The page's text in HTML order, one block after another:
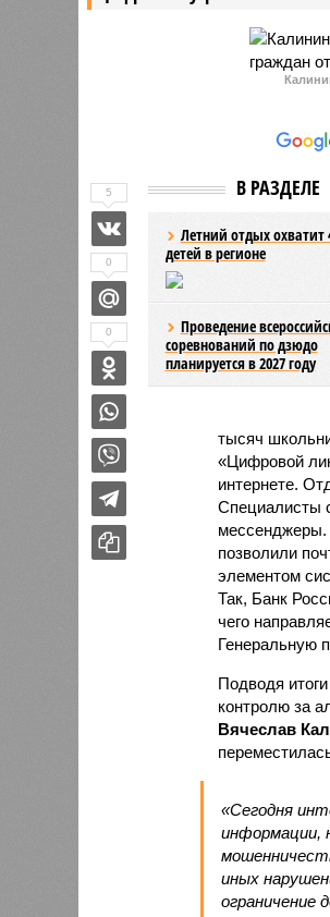
В РАЗДЕЛЕ
Летний отдых охватит
детей в регионе
Проведение
соревнований по дзюдо
планируется в 2027 году
тысяч
«Цифровой
интернете.
Специалисты
мессенджеры.
позволили
элементом
Так, Банк
чего
Генеральную
Подводя
контролю за
Вячеслав
«Сегодня
информации,
иных
ограничение
5
0
0